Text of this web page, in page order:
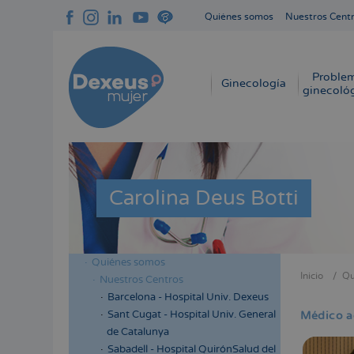
Quiénes somos Nuestros
Navegación
Ginecología
Carolina Deus Botti
Menú
lateral
cabecera
Quiénes somos
Nuestros Centros
Barcelona - Hospital Univ. Dexeus
Sant Cugat - Hospital Univ. General
de Catalunya
Sabadell - Hospital QuirónSalud del
ayuda
Inicio
Médico